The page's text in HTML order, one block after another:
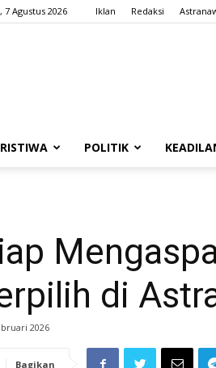
7 Agustus 2026 Iklan Redaksi
POLITIK
di
2026
Bagikan